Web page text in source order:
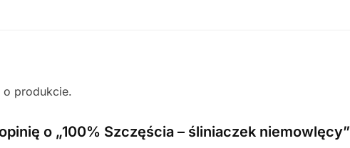
o produkcie.
o „100% Szczęścia – śliniaczek niemowlęcy”